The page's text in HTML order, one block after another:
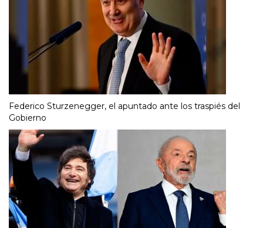
Federico Sturzenegger, el apuntado ante los traspiés del
Gobierno